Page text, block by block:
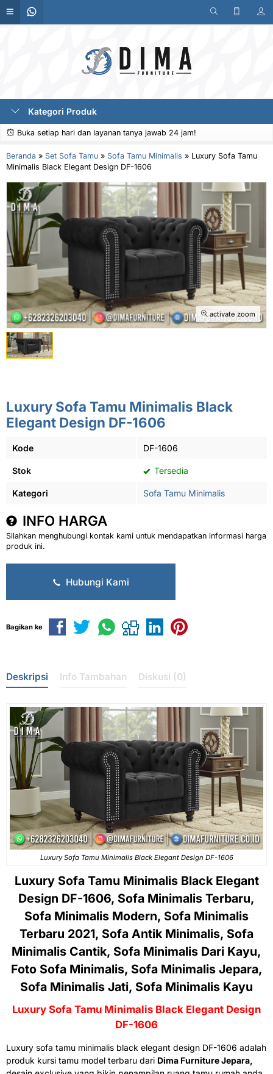
Kategori Produk
Buka setiap hari dan layanan tanya jawab 24 jam!
Beranda » Set Sofa Tamu » Sofa Tamu Minimalis » Luxury Sofa Tamu
Minimalis Black Elegant Design DF-1606
activate zoom
Luxury Sofa Tamu Minimalis Black
Elegant Design DF-1606
Kode DF-1606
Stok Tersedia
Kategori Sofa Tamu Minimalis
INFO HARGA
Silahkan menghubungi kontak kami untuk mendapatkan informasi harga
produk ini.
Hubungi Kami
Bagikan ke
Deskripsi Info Tambahan Diskusi (0)
Luxury Sofa Tamu Minimalis Black Elegant Design DF-1606
Luxury Sofa Tamu Minimalis Black Elegant
Design DF-1606, Sofa Minimalis Terbaru,
Sofa Minimalis Modern, Sofa Minimalis
Terbaru 2021, Sofa Antik Minimalis, Sofa
Minimalis Cantik, Sofa Minimalis Dari Kayu,
Foto Sofa Minimalis, Sofa Minimalis Jepara,
Sofa Minimalis Jati, Sofa Minimalis Kayu
Luxury Sofa Tamu Minimalis Black Elegant Design
DF-1606
Luxury sofa tamu minimalis black elegant design DF-1606 adalah
produk kursi tamu model terbaru dari Dima Furniture Jepara,